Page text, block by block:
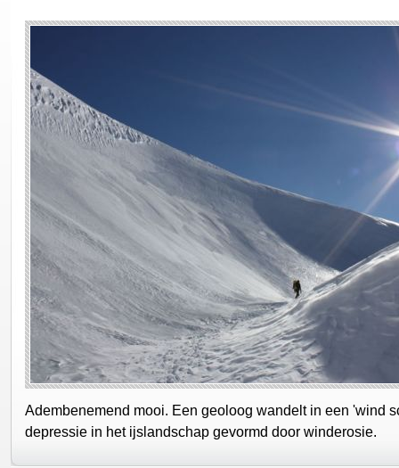
Adembenemend mooi. Een geoloog wandelt in een 'wind
depressie in het ijslandschap gevormd door winderosie.